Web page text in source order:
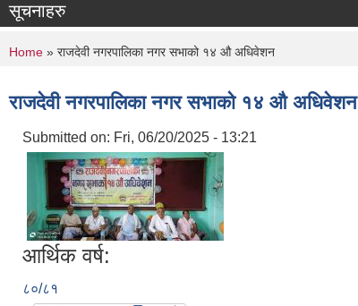
सूचनाहरु
You are here
Home » राजदेवी नगरपालिका नगर सभाको १४ औ अधिवेशन
राजदेवी नगरपालिका नगर सभाको १४ औ अधिवेशन
Submitted on: Fri, 06/20/2025 - 13:21
आर्थिक वर्ष:
८०/८१